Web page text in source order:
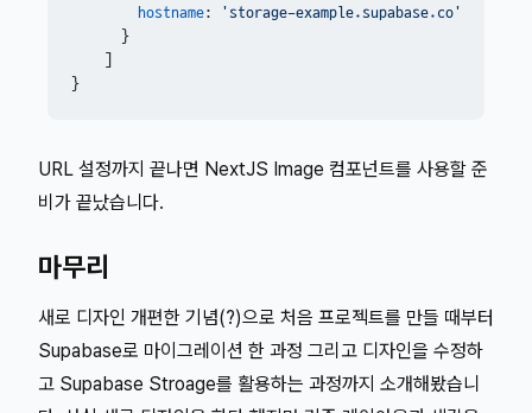
hostname:
'storage-example.supabase.co'
      }
}
URL 설정까지 끝나면 NextJS Image 컴포넌트를 사용할 준
비가 끝났습니다.
마무리
새로 디자인 개편한 기념(?)으로 처음 프로젝트를 만들 때부터
Supabase로 마이그레이션 한 과정 그리고 디자인을 수정하
고 Supabase Stroage를 활용하는 과정까지 소개해봤습니